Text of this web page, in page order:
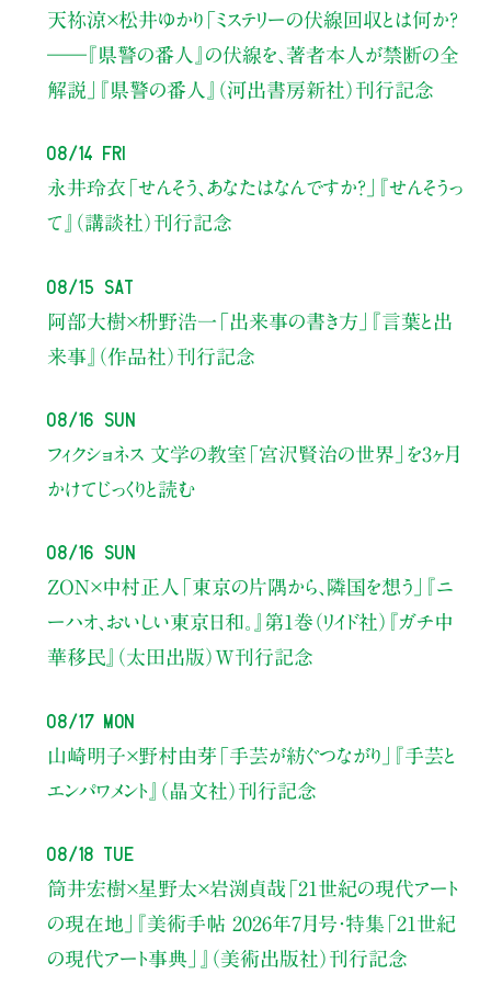
天祢涼×松井ゆかり 「ミステリーの伏線回収とは何か？
――『県警の番人』の伏線を、著者本人が禁断の全
解説」
『県警の番人』（河出書房新社）刊行記念
08/14 Fri
永井玲衣 「せんそう、あなたはなんですか？」
『せんそうっ
て』（講談社）刊行記念
08/15 Sat
阿部大樹×枡野浩一 「出来事の書き方」
『言葉と出
来事』（作品社）刊行記念
08/16 Sun
フィクショネス 文学の教室 「宮沢賢治の世界」を3ヶ月
かけてじっくりと読む
08/16 Sun
ZON×中村正人 「東京の片隅から、隣国を想う」
『ニ
ーハオ、おいしい東京日和。』第1巻（リイド社）
『ガチ中
華移民』（太田出版）W刊行記念
08/17 Mon
山崎明子×野村由芽 「手芸が紡ぐつながり」
『手芸と
エンパワメント』（晶文社）刊行記念
08/18 Tue
筒井宏樹×星野太×岩渕貞哉 「21世紀の現代アート
の現在地」
『美術手帖 2026年7月号・特集「21世紀
の現代アート事典」』（美術出版社）刊行記念